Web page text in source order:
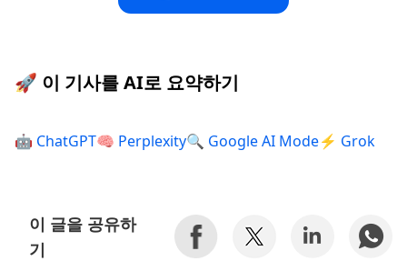
🚀 이 기사를 AI로 요약하기
🤖 ChatGPT🧠 Perplexity🔍 Google AI Mode⚡ Grok
이 글을 공유하
기